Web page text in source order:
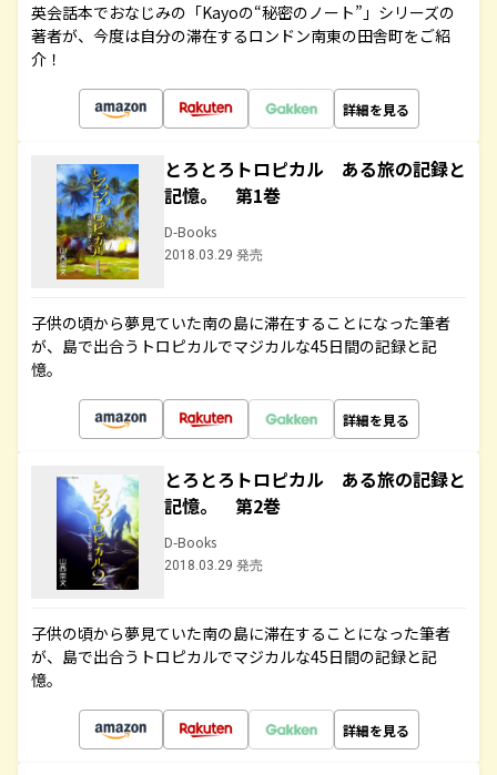
英会話本でおなじみの「Kayoの“秘密のノート”」シリーズの
著者が、今度は自分の滞在するロンドン南東の田舎町をご紹
介！
詳細を見る
とろとろトロピカル ある旅の記録と
記憶。 第1巻
D-Books
2018.03.29 発売
子供の頃から夢見ていた南の島に滞在することになった筆者
が、島で出合うトロピカルでマジカルな45日間の記録と記
憶。
詳細を見る
とろとろトロピカル ある旅の記録と
記憶。 第2巻
D-Books
2018.03.29 発売
子供の頃から夢見ていた南の島に滞在することになった筆者
が、島で出合うトロピカルでマジカルな45日間の記録と記
憶。
詳細を見る